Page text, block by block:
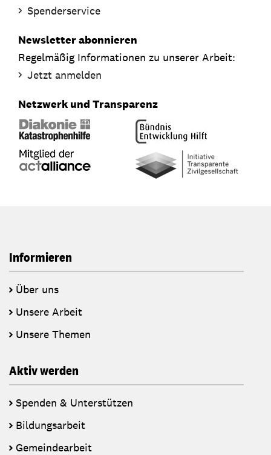
Spenderservice
Newsletter abonnieren
Regelmäßig Informationen zu unserer Arbeit:
Jetzt anmelden
Netzwerk und Transparenz
Informieren
Über uns
Unsere Arbeit
Unsere Themen
Aktiv werden
Spenden & Unterstützen
Bildungsarbeit
Gemeindearbeit